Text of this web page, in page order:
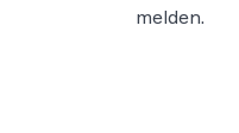
melden.